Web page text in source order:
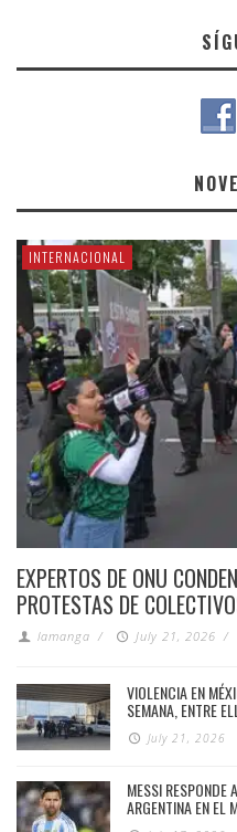
INTERNACIONAL
EXPERTOS DE ONU
PROTESTAS DE
lamanga / July 21, 2026 /
VIOLENCIA EN
SEMANA, ENTRE
July 21, 2026
MESSI RESPONDE
ARGENTINA EN EL